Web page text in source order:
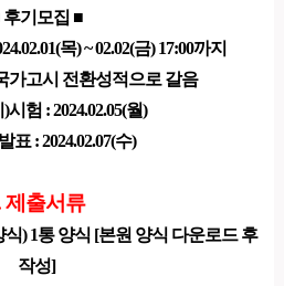
후기모집 ■
목) ~ 02.02(금) 17:00까지
가고시 전환성적으로 갈음
시험 : 2024.02.05(월)
표 : 2024.02.07(수)
제출서류
) 1통 양식 [본원 양식 다운로드 후
작성]